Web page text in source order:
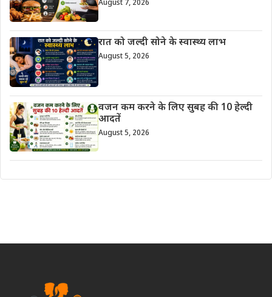
August 7, 2026
रात को जल्दी सोने के स्वास्थ्य लाभ
August 5, 2026
वजन कम करने के लिए सुबह की 10 हेल्दी
आदतें
August 5, 2026